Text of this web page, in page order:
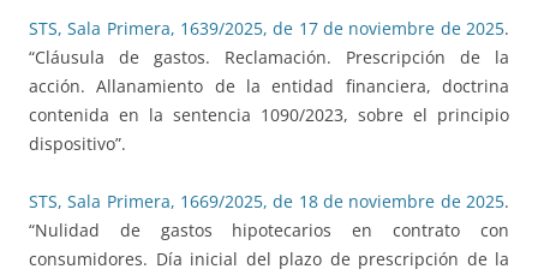
STS, Sala Primera, 1639/2025, de 17 de noviembre de 2025.
“Cláusula de gastos. Reclamación. Prescripción de la
acción. Allanamiento de la entidad financiera, doctrina
contenida en la sentencia 1090/2023, sobre el principio
dispositivo”.
STS, Sala Primera, 1669/2025, de 18 de noviembre de 2025.
“Nulidad de gastos hipotecarios en contrato con
consumidores. Día inicial del plazo de prescripción de la